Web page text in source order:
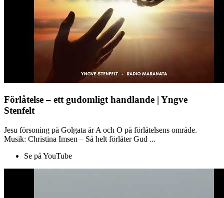
Förlåtelse – ett gudomligt handlande | Yngve
Stenfelt
Jesu försoning på Golgata är A och O på förlåtelsens område.
Musik: Christina Imsen – Så helt förlåter Gud ...
Se på YouTube